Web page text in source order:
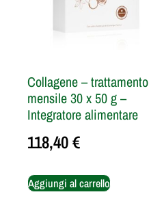
Collagene – trattamento
mensile 30 x 50 g –
Integratore alimentare
118,40€
Aggiungi al carrello